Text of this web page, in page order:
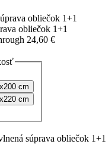
obliečok 1+1
24,60 €
cm
cm
súprava obliečok 1+1